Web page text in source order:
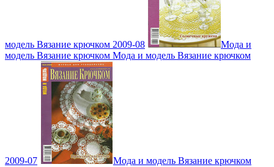
модель Вязание крючком 2009-08
Мода и
модель Вязание крючком Мода и модель Вязание крючком
2009-07 Мода и модель Вязание крючком